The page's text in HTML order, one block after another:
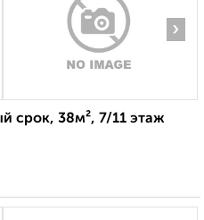
›
срок, 38м², 7/11 этаж